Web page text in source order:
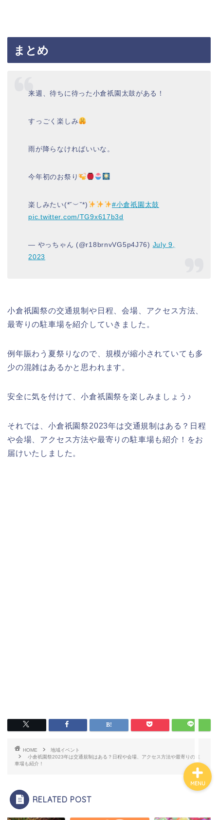
まとめ
来週、待ちに待った小倉祇園太鼓がある！
すっごく楽しみ
雨が降らなければいいな。
今年初のお祭り
楽しみたい(*˘︶˘*)
#小倉祇園太鼓
pic.twitter.com/TG9x617b3d
— やっちゃん (@r18brnvVG5p4J76) July 9,
2023
小倉祇園祭の交通規制や日程、会場、アクセス方法、
最寄りの駐車場を紹介していきました。
例年賑わう夏祭りなので、規模が縮小されていても多
少の混雑はあるかと思われます。
安全に気を付けて、小倉祇園祭を楽しみましょう♪
それでは、小倉祇園祭2023年は交通規制はある？日程
や会場、アクセス方法や最寄りの駐車場も紹介！をお
届けいたしました。
HOME
地域イベント
小倉祇園祭2023年は交通規制はある？日程や会場、アクセス方法や最寄りの駐
車場も紹介！
RELATED POST
MENU
お問い合わせ